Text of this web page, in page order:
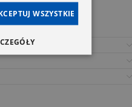
WSZYSTKIE